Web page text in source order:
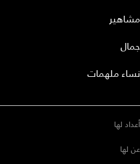
مشاهير
جمال
نساء ملهمات
أعداد لها
عن لها